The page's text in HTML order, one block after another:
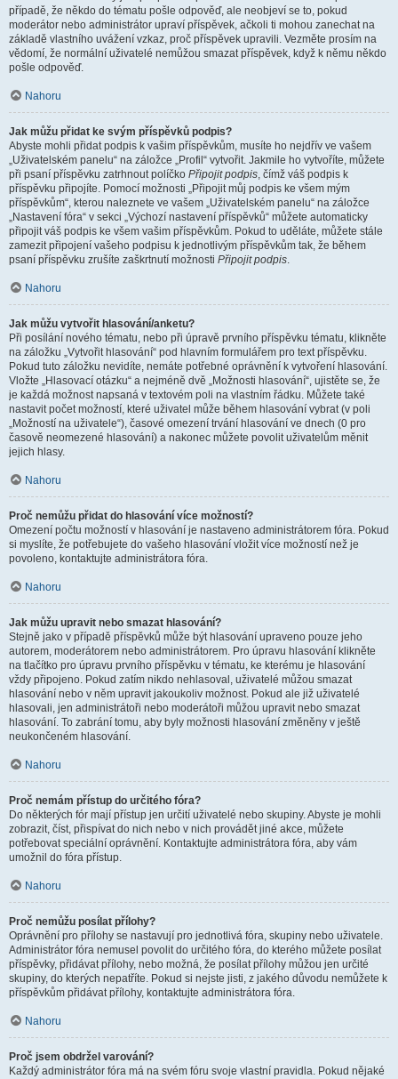
případě, že někdo do tématu pošle odpověď, ale neobjeví se to, pokud
moderátor nebo administrátor upraví příspěvek, ačkoli ti mohou zanechat na
základě vlastního uvážení vzkaz, proč příspěvek upravili. Vezměte prosím na
vědomí, že normální uživatelé nemůžou smazat příspěvek, když k němu někdo
pošle odpověď.
Nahoru
Jak můžu přidat ke svým příspěvků podpis?
Abyste mohli přidat podpis k vašim příspěvkům, musíte ho nejdřív ve vašem
„Uživatelském panelu“ na záložce „Profil“ vytvořit. Jakmile ho vytvoříte, můžete
při psaní příspěvku zatrhnout políčko Připojit podpis, čímž váš podpis k
příspěvku připojíte. Pomocí možnosti „Připojit můj podpis ke všem mým
příspěvkům“, kterou naleznete ve vašem „Uživatelském panelu“ na záložce
„Nastavení fóra“ v sekci „Výchozí nastavení příspěvků“ můžete automaticky
připojit váš podpis ke všem vašim příspěvkům. Pokud to uděláte, můžete stále
zamezit připojení vašeho podpisu k jednotlivým příspěvkům tak, že během
psaní příspěvku zrušíte zaškrtnutí možnosti Připojit podpis.
Nahoru
Jak můžu vytvořit hlasování/anketu?
Při posílání nového tématu, nebo při úpravě prvního příspěvku tématu, klikněte
na záložku „Vytvořit hlasování“ pod hlavním formulářem pro text příspěvku.
Pokud tuto záložku nevidíte, nemáte potřebné oprávnění k vytvoření hlasování.
Vložte „Hlasovací otázku“ a nejméně dvě „Možnosti hlasování“, ujistěte se, že
je každá možnost napsaná v textovém poli na vlastním řádku. Můžete také
nastavit počet možností, které uživatel může během hlasování vybrat (v poli
„Možností na uživatele“), časové omezení trvání hlasování ve dnech (0 pro
časově neomezené hlasování) a nakonec můžete povolit uživatelům měnit
jejich hlasy.
Nahoru
Proč nemůžu přidat do hlasování více možností?
Omezení počtu možností v hlasování je nastaveno administrátorem fóra. Pokud
si myslíte, že potřebujete do vašeho hlasování vložit více možností než je
povoleno, kontaktujte administrátora fóra.
Nahoru
Jak můžu upravit nebo smazat hlasování?
Stejně jako v případě příspěvků může být hlasování upraveno pouze jeho
autorem, moderátorem nebo administrátorem. Pro úpravu hlasování klikněte
na tlačítko pro úpravu prvního příspěvku v tématu, ke kterému je hlasování
vždy připojeno. Pokud zatím nikdo nehlasoval, uživatelé můžou smazat
hlasování nebo v něm upravit jakoukoliv možnost. Pokud ale již uživatelé
hlasovali, jen administrátoři nebo moderátoři můžou upravit nebo smazat
hlasování. To zabrání tomu, aby byly možnosti hlasování změněny v ještě
neukončeném hlasování.
Nahoru
Proč nemám přístup do určitého fóra?
Do některých fór mají přístup jen určití uživatelé nebo skupiny. Abyste je mohli
zobrazit, číst, přispívat do nich nebo v nich provádět jiné akce, můžete
potřebovat speciální oprávnění. Kontaktujte administrátora fóra, aby vám
umožnil do fóra přístup.
Nahoru
Proč nemůžu posílat přílohy?
Oprávnění pro přílohy se nastavují pro jednotlivá fóra, skupiny nebo uživatele.
Administrátor fóra nemusel povolit do určitého fóra, do kterého můžete posílat
příspěvky, přidávat přílohy, nebo možná, že posílat přílohy můžou jen určité
skupiny, do kterých nepatříte. Pokud si nejste jisti, z jakého důvodu nemůžete k
příspěvkům přidávat přílohy, kontaktujte administrátora fóra.
Nahoru
Proč jsem obdržel varování?
Každý administrátor fóra má na svém fóru svoje vlastní pravidla. Pokud nějaké